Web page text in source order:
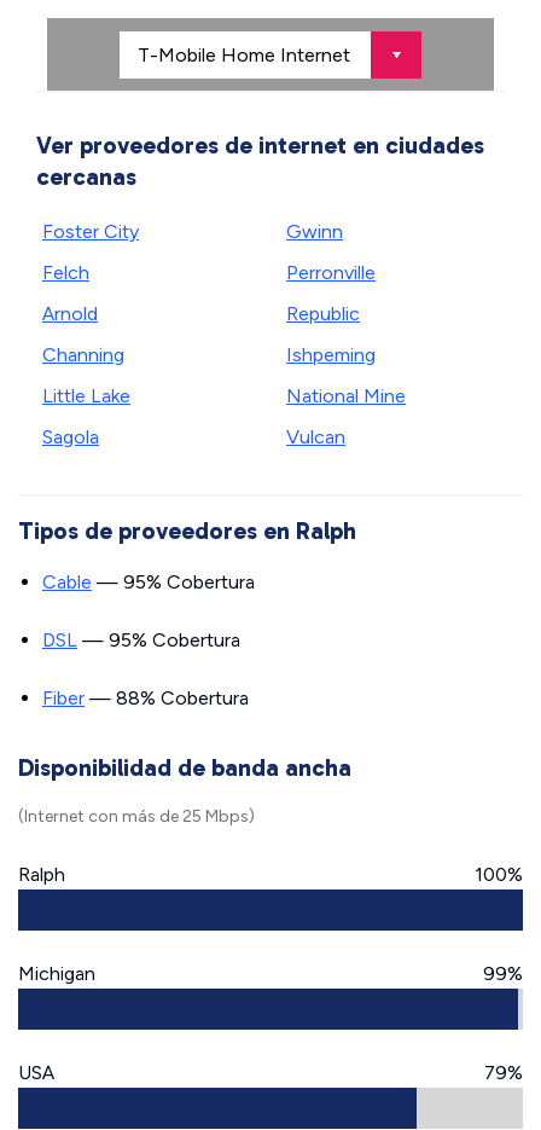
Ver proveedores de internet en ciudades
cercanas
Foster City
Felch
Arnold
Channing
Little Lake
Sagola
Gwinn
Perronville
Republic
Ishpeming
National Mine
Vulcan
Tipos de proveedores en Ralph
Cable — 95% Cobertura
DSL — 95% Cobertura
Fiber — 88% Cobertura
Disponibilidad de banda ancha
(Internet con más de 25 Mbps)
Ralph 100%
Michigan 99%
USA 79%